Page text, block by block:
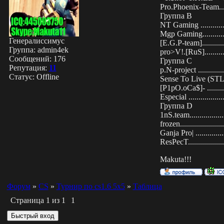
Генералиссимус
Группа: admin4ek
Сообщений: 176
Репутация: 11
Статус: Offline
Pro.Phoenix-
Группа В
NT Gaming
Mgp
[E.G.P-
Группа С
p.N-project
Sense To Live
[P1pO.oCa$]-
Especial
Группа D
Ganja Pro|
Makuta!!!
Форум » СS » Турнир по cs1.6 5x5 » Таблица
Страница 1 из 1
1